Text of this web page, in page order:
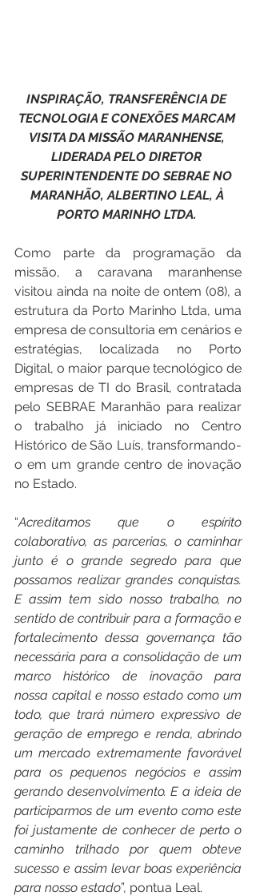
INSPIRAÇÃO, TRANSFERÊNCIA DE
TECNOLOGIA E CONEXÕES MARCAM
VISITA DA MISSÃO MARANHENSE,
LIDERADA PELO DIRETOR
SUPERINTENDENTE DO SEBRAE NO
MARANHÃO, ALBERTINO LEAL, À
PORTO MARINHO LTDA.
Como parte da programação da
missão, a caravana maranhense
visitou ainda na noite de ontem (08), a
estrutura da Porto Marinho Ltda, uma
empresa de consultoria em cenários e
estratégias, localizada no Porto
Digital, o maior parque tecnológico de
empresas de TI do Brasil, contratada
pelo SEBRAE Maranhão para realizar
o trabalho já iniciado no Centro
Histórico de São Luís, transformando-
o em um grande centro de inovação
no Estado.
“Acreditamos que o espírito
colaborativo, as parcerias, o caminhar
junto é o grande segredo para que
possamos realizar grandes conquistas.
E assim tem sido nosso trabalho, no
sentido de contribuir para a formação e
fortalecimento dessa governança tão
necessária para a consolidação de um
marco histórico de inovação para
nossa capital e nosso estado como um
todo, que trará número expressivo de
geração de emprego e renda, abrindo
um mercado extremamente favorável
para os pequenos negócios e assim
gerando desenvolvimento. E a ideia de
participarmos de um evento como este
foi justamente de conhecer de perto o
caminho trilhado por quem obteve
sucesso e assim levar boas experiência
para nosso estado”, pontua Leal.